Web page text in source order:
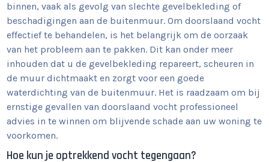
binnen, vaak als gevolg van slechte gevelbekleding of
beschadigingen aan de buitenmuur. Om doorslaand vocht
effectief te behandelen, is het belangrijk om de oorzaak
van het probleem aan te pakken. Dit kan onder meer
inhouden dat u de gevelbekleding repareert, scheuren in
de muur dichtmaakt en zorgt voor een goede
waterdichting van de buitenmuur. Het is raadzaam om bij
ernstige gevallen van doorslaand vocht professioneel
advies in te winnen om blijvende schade aan uw woning te
voorkomen.
Hoe kun je optrekkend vocht tegengaan?